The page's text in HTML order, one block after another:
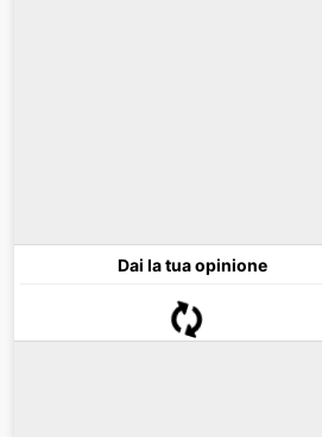
Dai la tua opinione